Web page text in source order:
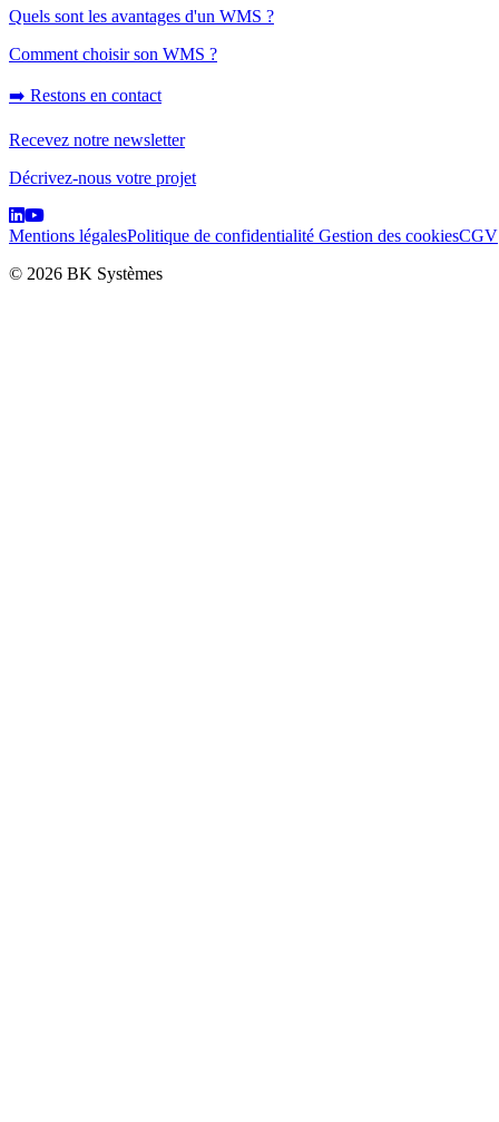
Quels sont les avantages d'un WMS ?
Comment choisir son WMS ?
➡️ Restons en contact
Recevez notre newsletter
Décrivez-nous votre projet
Mentions légalesPolitique de confidentialité Gestion des cookiesCGV
© 2026 BK Systèmes